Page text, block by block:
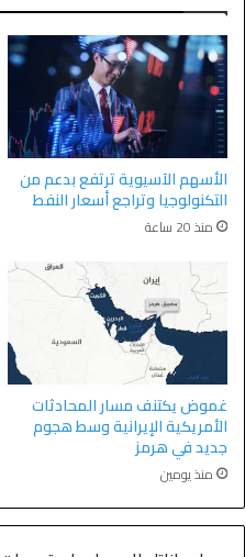
الأسهم الآسيوية ترتفع بدعم من
التكنولوجيا وتراجع أسعار النفط
منذ 20 ساعة
غموض يكتنف مسار المحادثات
الأمريكية الإيرانية وسط هجوم
جديد في هرمز
منذ يومين